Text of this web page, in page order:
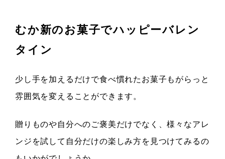
むか新のお菓子でハッピーバレン
タイン
少し手を加えるだけで食べ慣れたお菓子もがらっと
雰囲気を変えることができます。
贈りものや自分へのご褒美だけでなく、様々なアレ
ンジを試して自分だけの楽しみ方を見つけてみるの